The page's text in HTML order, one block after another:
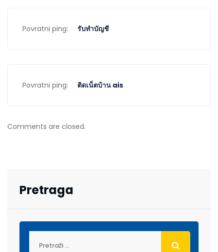
Povratni ping: รับทำบัญชี
Povratni ping: ติดเน็ตบ้าน ais
Comments are closed.
Pretraga